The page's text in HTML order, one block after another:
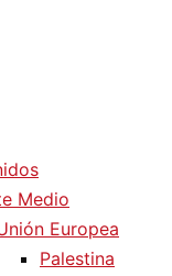
Medio
Europea
Palestina